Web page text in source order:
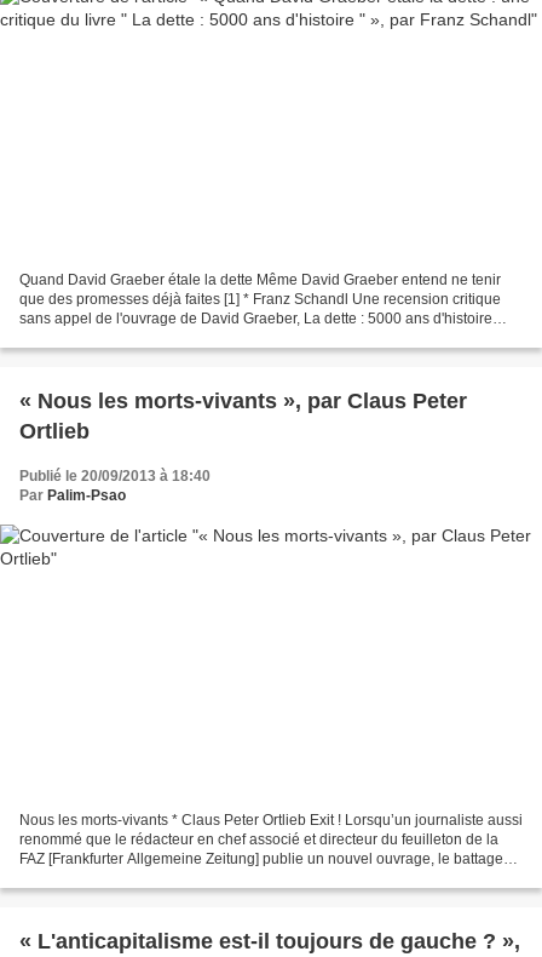
Quand David Graeber étale la dette Même David Graeber entend ne tenir
que des promesses déjà faites [1] * Franz Schandl Une recension critique
sans appel de l'ouvrage de David Graeber, La dette : 5000 ans d'histoire
« Nous les morts-vivants », par Claus Peter
Ortlieb
Publié le 20/09/2013 à 18:40
Par Palim-Psao
Nous les morts-vivants * Claus Peter Ortlieb Exit ! Lorsqu’un journaliste aussi
renommé que le rédacteur en chef associé et directeur du feuilleton de la
FAZ [Frankfurter Allgemeine Zeitung] publie un nouvel ouvrage, le battage
« L'anticapitalisme est-il toujours de gauche ? »,